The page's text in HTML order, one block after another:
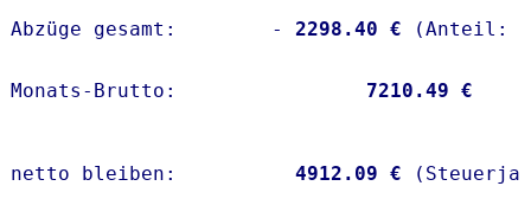
Abzüge gesamt:        -
2298.40 €
Monats-Brutto: 7210.49 €
netto bleiben: 4912.09 €